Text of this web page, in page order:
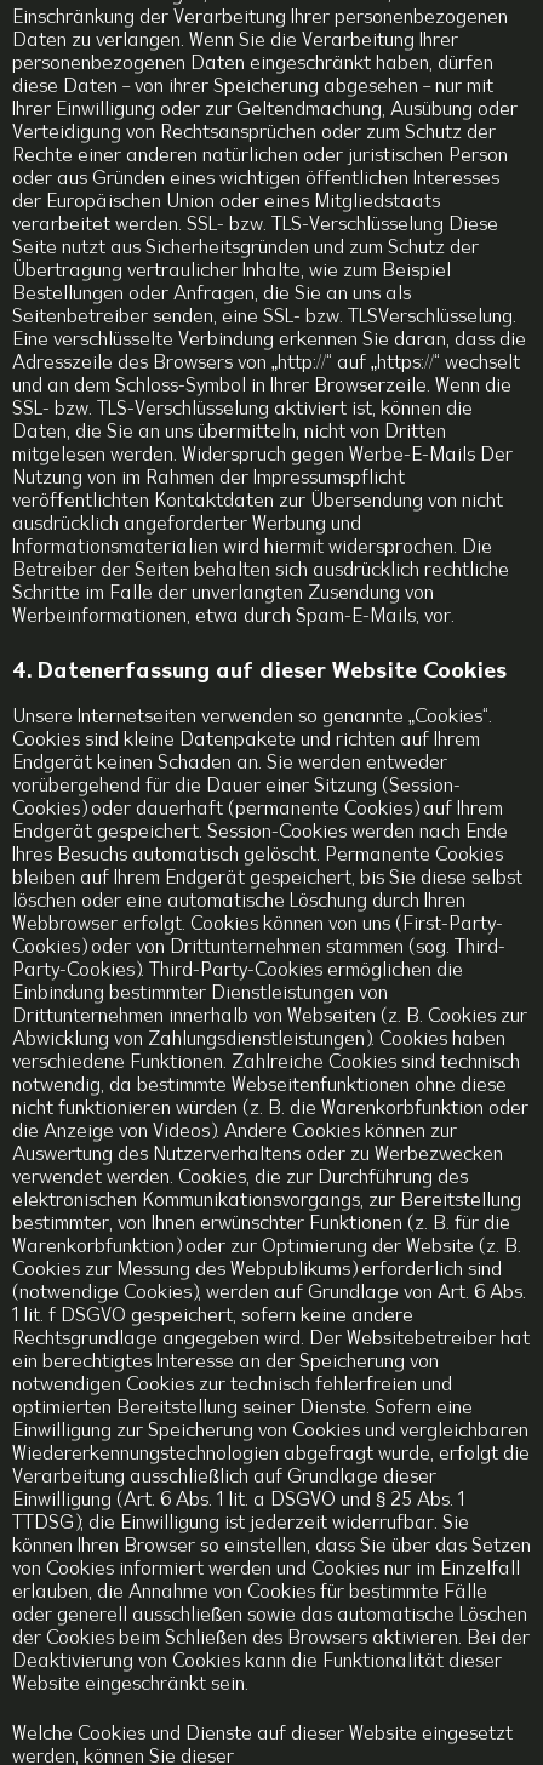
Einschränkung der Verarbeitung Ihrer personenbezogenen
Daten zu verlangen. Wenn Sie die Verarbeitung Ihrer
personenbezogenen Daten eingeschränkt haben, dürfen
diese Daten – von ihrer Speicherung abgesehen – nur mit
Ihrer Einwilligung oder zur Geltendmachung, Ausübung oder
Verteidigung von Rechtsansprüchen oder zum Schutz der
Rechte einer anderen natürlichen oder juristischen Person
oder aus Gründen eines wichtigen öffentlichen Interesses
der Europäischen Union oder eines Mitgliedstaats
verarbeitet werden. SSL- bzw. TLS-Verschlüsselung Diese
Seite nutzt aus Sicherheitsgründen und zum Schutz der
Übertragung vertraulicher Inhalte, wie zum Beispiel
Bestellungen oder Anfragen, die Sie an uns als
Seitenbetreiber senden, eine SSL- bzw. TLSVerschlüsselung.
Eine verschlüsselte Verbindung erkennen Sie daran, dass die
Adresszeile des Browsers von „http://“ auf „https://“ wechselt
und an dem Schloss-Symbol in Ihrer Browserzeile. Wenn die
SSL- bzw. TLS-Verschlüsselung aktiviert ist, können die
Daten, die Sie an uns übermitteln, nicht von Dritten
mitgelesen werden. Widerspruch gegen Werbe-E-Mails Der
Nutzung von im Rahmen der Impressumspflicht
veröffentlichten Kontaktdaten zur Übersendung von nicht
ausdrücklich angeforderter Werbung und
Informationsmaterialien wird hiermit widersprochen. Die
Betreiber der Seiten behalten sich ausdrücklich rechtliche
Schritte im Falle der unverlangten Zusendung von
Werbeinformationen, etwa durch Spam-E-Mails, vor.
4. Datenerfassung auf dieser Website Cookies
Unsere Internetseiten verwenden so genannte „Cookies“.
Cookies sind kleine Datenpakete und richten auf Ihrem
Endgerät keinen Schaden an. Sie werden entweder
vorübergehend für die Dauer einer Sitzung (Session-
Cookies) oder dauerhaft (permanente Cookies) auf Ihrem
Endgerät gespeichert. Session-Cookies werden nach Ende
Ihres Besuchs automatisch gelöscht. Permanente Cookies
bleiben auf Ihrem Endgerät gespeichert, bis Sie diese selbst
löschen oder eine automatische Löschung durch Ihren
Webbrowser erfolgt. Cookies können von uns (First-Party-
Cookies) oder von Drittunternehmen stammen (sog. Third-
Party-Cookies). Third-Party-Cookies ermöglichen die
Einbindung bestimmter Dienstleistungen von
Drittunternehmen innerhalb von Webseiten (z. B. Cookies zur
Abwicklung von Zahlungsdienstleistungen). Cookies haben
verschiedene Funktionen. Zahlreiche Cookies sind technisch
notwendig, da bestimmte Webseitenfunktionen ohne diese
nicht funktionieren würden (z. B. die Warenkorbfunktion oder
die Anzeige von Videos). Andere Cookies können zur
Auswertung des Nutzerverhaltens oder zu Werbezwecken
verwendet werden. Cookies, die zur Durchführung des
elektronischen Kommunikationsvorgangs, zur Bereitstellung
bestimmter, von Ihnen erwünschter Funktionen (z. B. für die
Warenkorbfunktion) oder zur Optimierung der Website (z. B.
Cookies zur Messung des Webpublikums) erforderlich sind
(notwendige Cookies), werden auf Grundlage von Art. 6 Abs.
1 lit. f DSGVO gespeichert, sofern keine andere
Rechtsgrundlage angegeben wird. Der Websitebetreiber hat
ein berechtigtes Interesse an der Speicherung von
notwendigen Cookies zur technisch fehlerfreien und
optimierten Bereitstellung seiner Dienste. Sofern eine
Einwilligung zur Speicherung von Cookies und vergleichbaren
Wiedererkennungstechnologien abgefragt wurde, erfolgt die
Verarbeitung ausschließlich auf Grundlage dieser
Einwilligung (Art. 6 Abs. 1 lit. a DSGVO und § 25 Abs. 1
TTDSG); die Einwilligung ist jederzeit widerrufbar. Sie
können Ihren Browser so einstellen, dass Sie über das Setzen
von Cookies informiert werden und Cookies nur im Einzelfall
erlauben, die Annahme von Cookies für bestimmte Fälle
oder generell ausschließen sowie das automatische Löschen
der Cookies beim Schließen des Browsers aktivieren. Bei der
Deaktivierung von Cookies kann die Funktionalität dieser
Website eingeschränkt sein.
Welche Cookies und Dienste auf dieser Website eingesetzt
werden, können Sie dieser